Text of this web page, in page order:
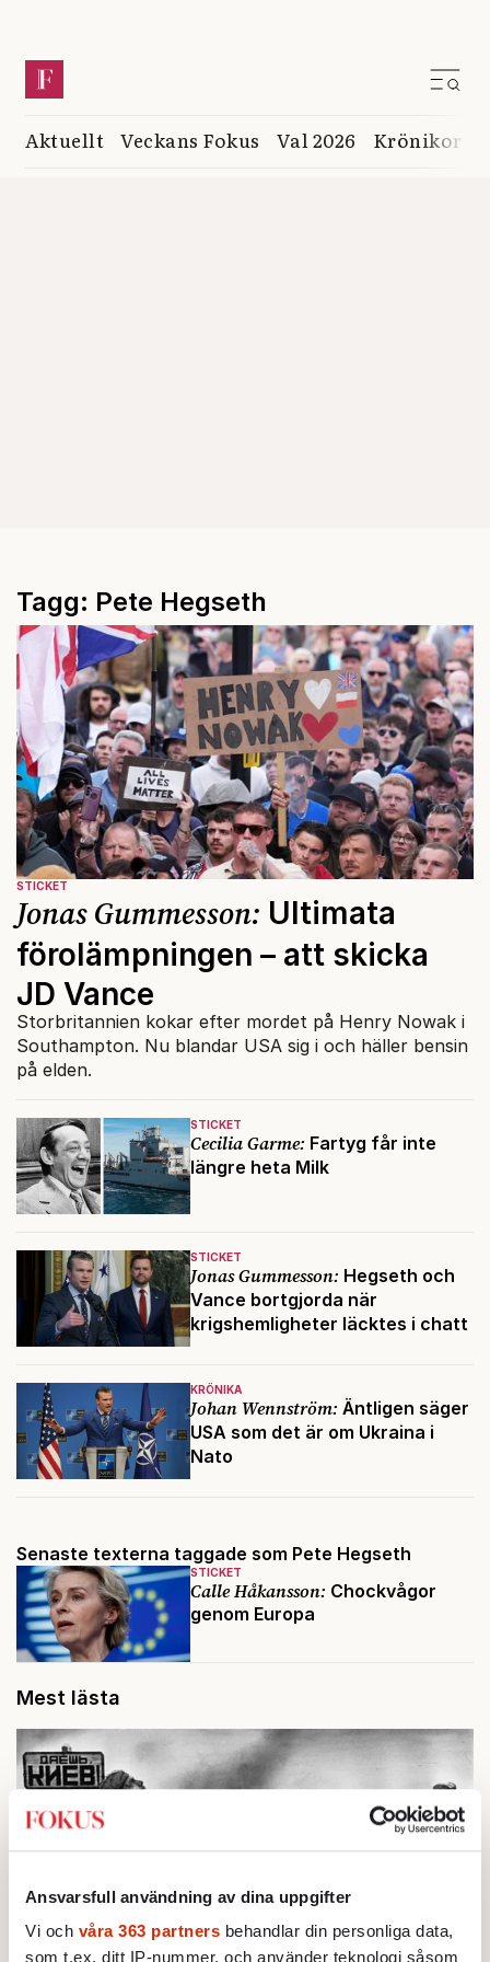
Ansvarsfull användning av dina uppgifter
Vi och våra 363 partners behandlar din personliga data,
som t.ex. ditt IP-nummer, och använder teknologi såsom
Aktuellt Veckans Fokus Val 2026 Krönikor
Tagg: Pete Hegseth
STICKET
Cecilia Garme: Fartyg får inte
längre heta Milk
STICKET
Jonas Gummesson: Hegseth och
Vance bortgjorda när
krigshemligheter läcktes i chatt
KRÖNIKA
Johan Wennström: Äntligen säger
USA som det är om Ukraina i
Nato
STICKET
Jonas Gummesson: Ultimata
förolämpningen – att skicka
JD Vance
Storbritannien kokar efter mordet på Henry Nowak i
Southampton. Nu blandar USA sig i och häller bensin
på elden.
Senaste texterna taggade som Pete Hegseth
STICKET
Calle Håkansson: Chockvågor
genom Europa
Mest lästa